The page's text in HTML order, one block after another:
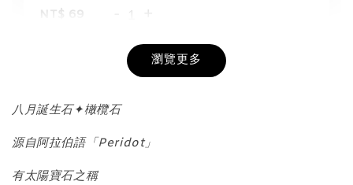
NT$ 69
+
瀏覽更多
八月誕生石✦橄欖石
源自阿拉伯語「Peridot」
有太陽寶石之稱